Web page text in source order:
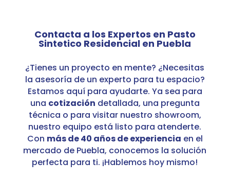
Contacta a los Expertos en Pasto
Sintetico Residencial en Puebla
¿Tienes un proyecto en mente? ¿Necesitas
la asesoría de un experto para tu espacio?
Estamos aquí para ayudarte. Ya sea para
una cotización detallada, una pregunta
técnica o para visitar nuestro showroom,
nuestro equipo está listo para atenderte.
Con más de 40 años de experiencia en el
mercado de Puebla, conocemos la solución
perfecta para ti. ¡Hablemos hoy mismo!